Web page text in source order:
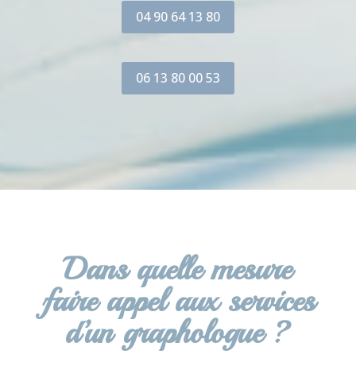
04 90 64 13 80
06 13 80 00 53
Dans quelle mesure
faire appel aux services
d’un graphologue ?